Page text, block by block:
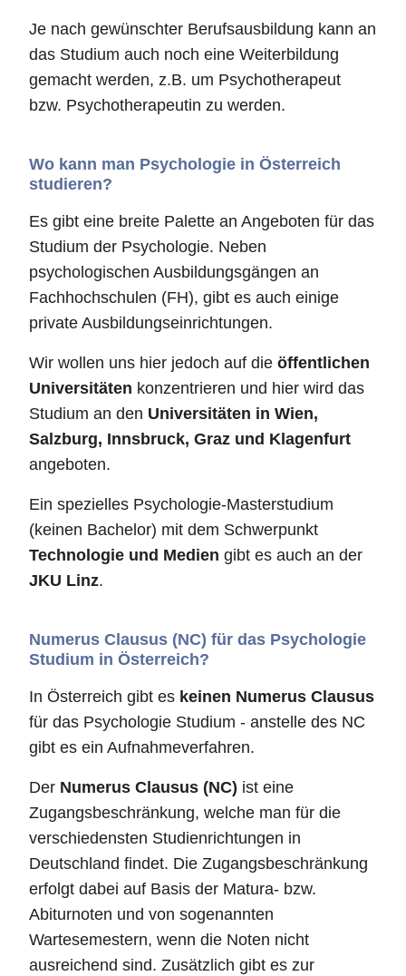
Je nach gewünschter Berufsausbildung kann an
das Studium auch noch eine Weiterbildung
gemacht werden, z.B. um Psychotherapeut
bzw. Psychotherapeutin zu werden.
Wo kann man Psychologie in Österreich
studieren?
Es gibt eine breite Palette an Angeboten für das
Studium der Psychologie. Neben
psychologischen Ausbildungsgängen an
Fachhochschulen (FH), gibt es auch einige
private Ausbildungseinrichtungen.
Wir wollen uns hier jedoch auf die öffentlichen
Universitäten konzentrieren und hier wird das
Studium an den Universitäten in Wien,
Salzburg, Innsbruck, Graz und Klagenfurt
angeboten.
Ein spezielles Psychologie-Masterstudium
(keinen Bachelor) mit dem Schwerpunkt
Technologie und Medien gibt es auch an der
JKU Linz.
Numerus Clausus (NC) für das Psychologie
Studium in Österreich?
In Österreich gibt es keinen Numerus Clausus
für das Psychologie Studium - anstelle des NC
gibt es ein Aufnahmeverfahren.
Der Numerus Clausus (NC) ist eine
Zugangsbeschränkung, welche man für die
verschiedensten Studienrichtungen in
Deutschland findet. Die Zugangsbeschränkung
erfolgt dabei auf Basis der Matura- bzw.
Abiturnoten und von sogenannten
Wartesemestern, wenn die Noten nicht
ausreichend sind. Zusätzlich gibt es zur